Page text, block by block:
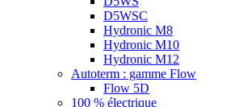
D5WSC
Hydronic M8
Hydronic M10
Hydronic M12
Autoterm : gamme Flow
Flow 5D
100 % électrique